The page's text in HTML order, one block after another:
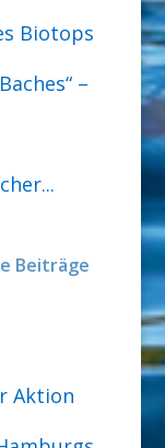
Biotops
–
Beiträge
Aktion